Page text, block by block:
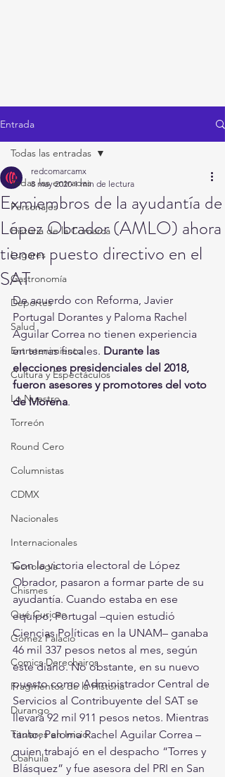
Entrada
Todas las entradas
Personajes
Historia de la Comarca
Lugares
Gastronomía
Deportes
Salud
Entretenimiento
Cultura y Espectáculos
Lo Nuestro
Torreón
Round Cero
Columnistas
CDMX
Nacionales
Internacionales
Tecnología
Chismes
Qué Curioso
Gómez Palacio
Comics Derechairos
Fragmentos de la Historia
Durango
Titulares en Inicio
Coahuila
Todas las entradas
Exmiembros de la ayudantía de
López Obrador (AMLO) ahora
tienen puesto directivo en el
SAT
redcomarcamx
8 may 2020 1 min de lectura
De acuerdo con Reforma, Javier
Portugal Dorantes y Paloma Rachel
Aguilar Correa no tienen experiencia
en temas fiscales. Durante las
elecciones presidenciales del 2018,
fueron asesores y promotores del voto
de Morena.
Con la victoria electoral de López
Obrador, pasaron a formar parte de su
ayudantía. Cuando estaba en ese
equipo, Portugal –quien estudió
Ciencias Políticas en la UNAM– ganaba
46 mil 337 pesos netos al mes, según
este diario. No obstante, en su nuevo
puesto como Administrador Central de
Servicios al Contribuyente del SAT se
llevará 92 mil 911 pesos netos. Mientras
tanto, Paloma Rachel Aguilar Correa –
quien trabajó en el despacho “Torres y
Blásquez” y fue asesora del PRI en San